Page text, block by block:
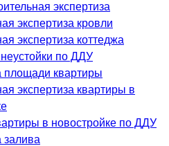
экспертиза
экспертиза кровли
экспертиза коттеджа
по ДДУ
площади квартиры
экспертиза квартиры в
в новостройке по ДДУ
залива